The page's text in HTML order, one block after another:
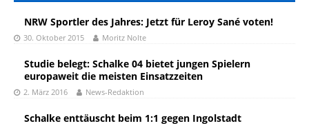
NRW Sportler des Jahres: Jetzt für Leroy Sané voten!
30. Oktober 2015 Moritz Nolte
Studie belegt: Schalke 04 bietet jungen Spielern
europaweit die meisten Einsatzzeiten
2. März 2016 News-Redaktion
Schalke enttäuscht beim 1:1 gegen Ingolstadt